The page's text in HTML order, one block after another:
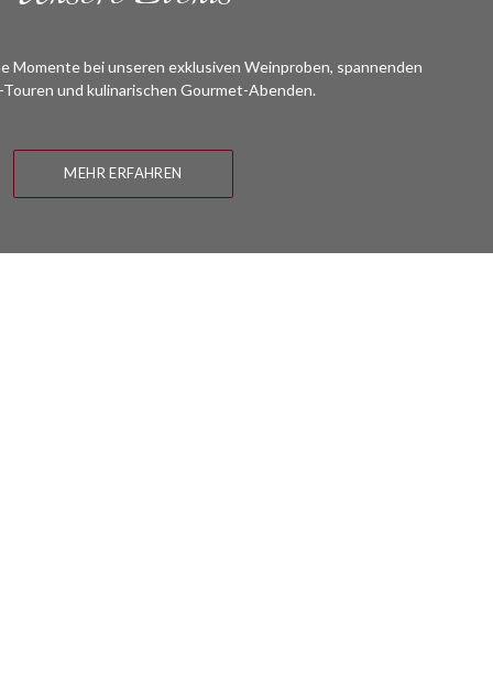
Momente bei unseren exklusiven Weinproben, spannenden
und kulinarischen Gourmet-Abenden.
MEHR ERFAHREN